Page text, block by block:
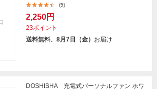
(5)
2,250円
23ポイント
送料無料、8月7日（金） お届け
DOSHISHA 充電式パーソナルファン ホワ